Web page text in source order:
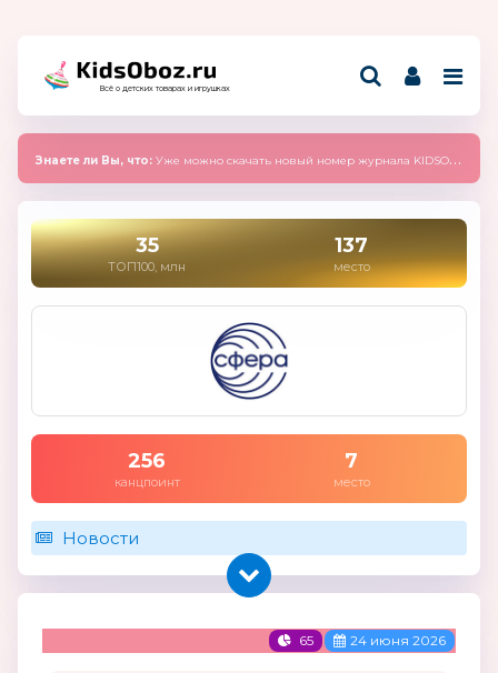
Всё о детских товарах и игрушках
Знаете ли Вы, что: Уже можно скачать новый номер журнала KIDSOBOZ 2025 (сентябрь)
35
ТОП100, млн
137
место
256
канцпоинт
7
место
Новости
65 24 июня 2026